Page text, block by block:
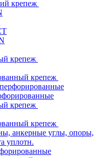
крепеж
крепеж
крепеж
крепеж
крепеж
анкерные углы, опоры,
уплотн.